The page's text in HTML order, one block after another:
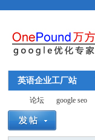
英语企业工厂站
论坛 google seo